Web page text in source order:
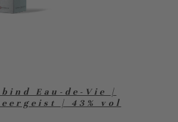
Eau-de-Vie |
| 43% vol